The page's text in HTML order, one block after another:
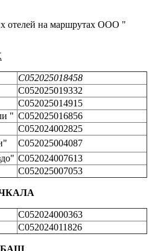
отелей на маршрутах ООО "
С052025018458
С052025019332
С052025014915
" С052025016856
С052024002825
С052025004087
С052024007613
С052025007053
С052024000363
С052024011826